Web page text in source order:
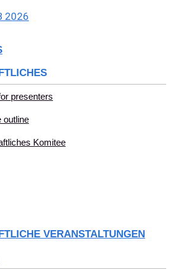
presenters
outline
Komitee
VERANSTALTUNGEN